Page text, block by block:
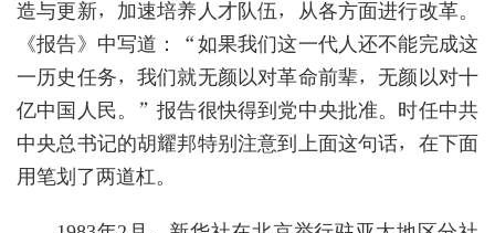
造与更新，加速培养人才队伍，从各方面进行改革。
《报告》中写道：“如果我们这一代人还不能完成这
一历史任务，我们就无颜以对革命前辈，无颜以对十
亿中国人民。”报告很快得到党中央批准。时任中共
中央总书记的胡耀邦特别注意到上面这句话，在下面
用笔划了两道杠。